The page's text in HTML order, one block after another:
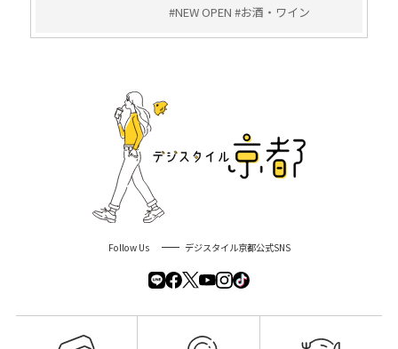
#NEW OPEN #お酒・ワイン
Follow Us デジスタイル京都公式SNS